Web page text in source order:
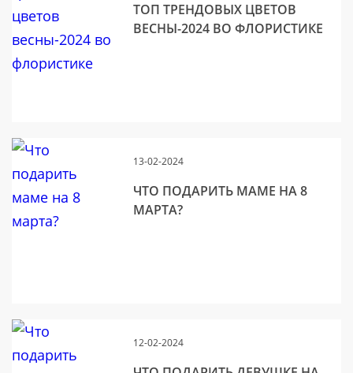
ТОП ТРЕНДОВЫХ ЦВЕТОВ
ВЕСНЫ-2024 ВО ФЛОРИСТИКЕ
13-02-2024
ЧТО ПОДАРИТЬ МАМЕ НА 8
МАРТА?
12-02-2024